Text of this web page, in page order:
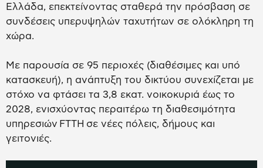
Ελλάδα, επεκτείνοντας σταθερά την πρόσβαση σε
συνδέσεις υπερυψηλών ταχυτήτων σε ολόκληρη τη
χώρα.
Με παρουσία σε 95 περιοχές (διαθέσιμες και υπό
κατασκευή), η ανάπτυξη του δικτύου συνεχίζεται με
στόχο να φτάσει τα 3,8 εκατ. νοικοκυριά έως το
2028, ενισχύοντας περαιτέρω τη διαθεσιμότητα
υπηρεσιών FTTH σε νέες πόλεις, δήμους και
γειτονιές.